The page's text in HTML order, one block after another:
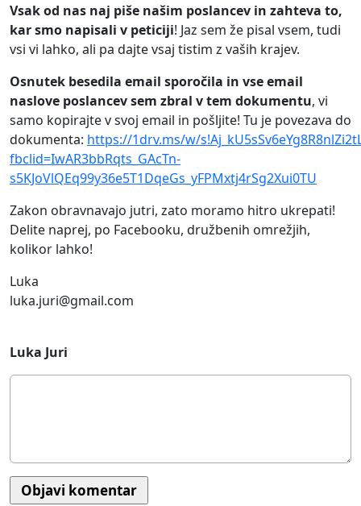
Vsak od nas naj piše našim poslancev in zahteva to,
kar smo napisali v peticiji! Jaz sem že pisal vsem, tudi
vsi vi lahko, ali pa dajte vsaj tistim z vaših krajev.
Osnutek besedila email sporočila in vse email
naslove poslancev sem zbral v tem dokumentu, vi
samo kopirajte v svoj email in pošljite! Tu je povezava do
dokumenta: https://1drv.ms/w/
fbclid=IwAR3bbRqts_GAcTn-
s5KJoVlQEq99y36e5T1DqeGs_yFPMxtj4rSg2Xui0TU
Zakon obravnavajo jutri, zato moramo hitro ukrepati!
Delite naprej, po Facebooku, družbenih omrežjih,
kolikor lahko!
Luka
luka.juri@gmail.com
Luka Juri